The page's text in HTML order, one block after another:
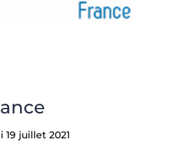
19 juillet 2021